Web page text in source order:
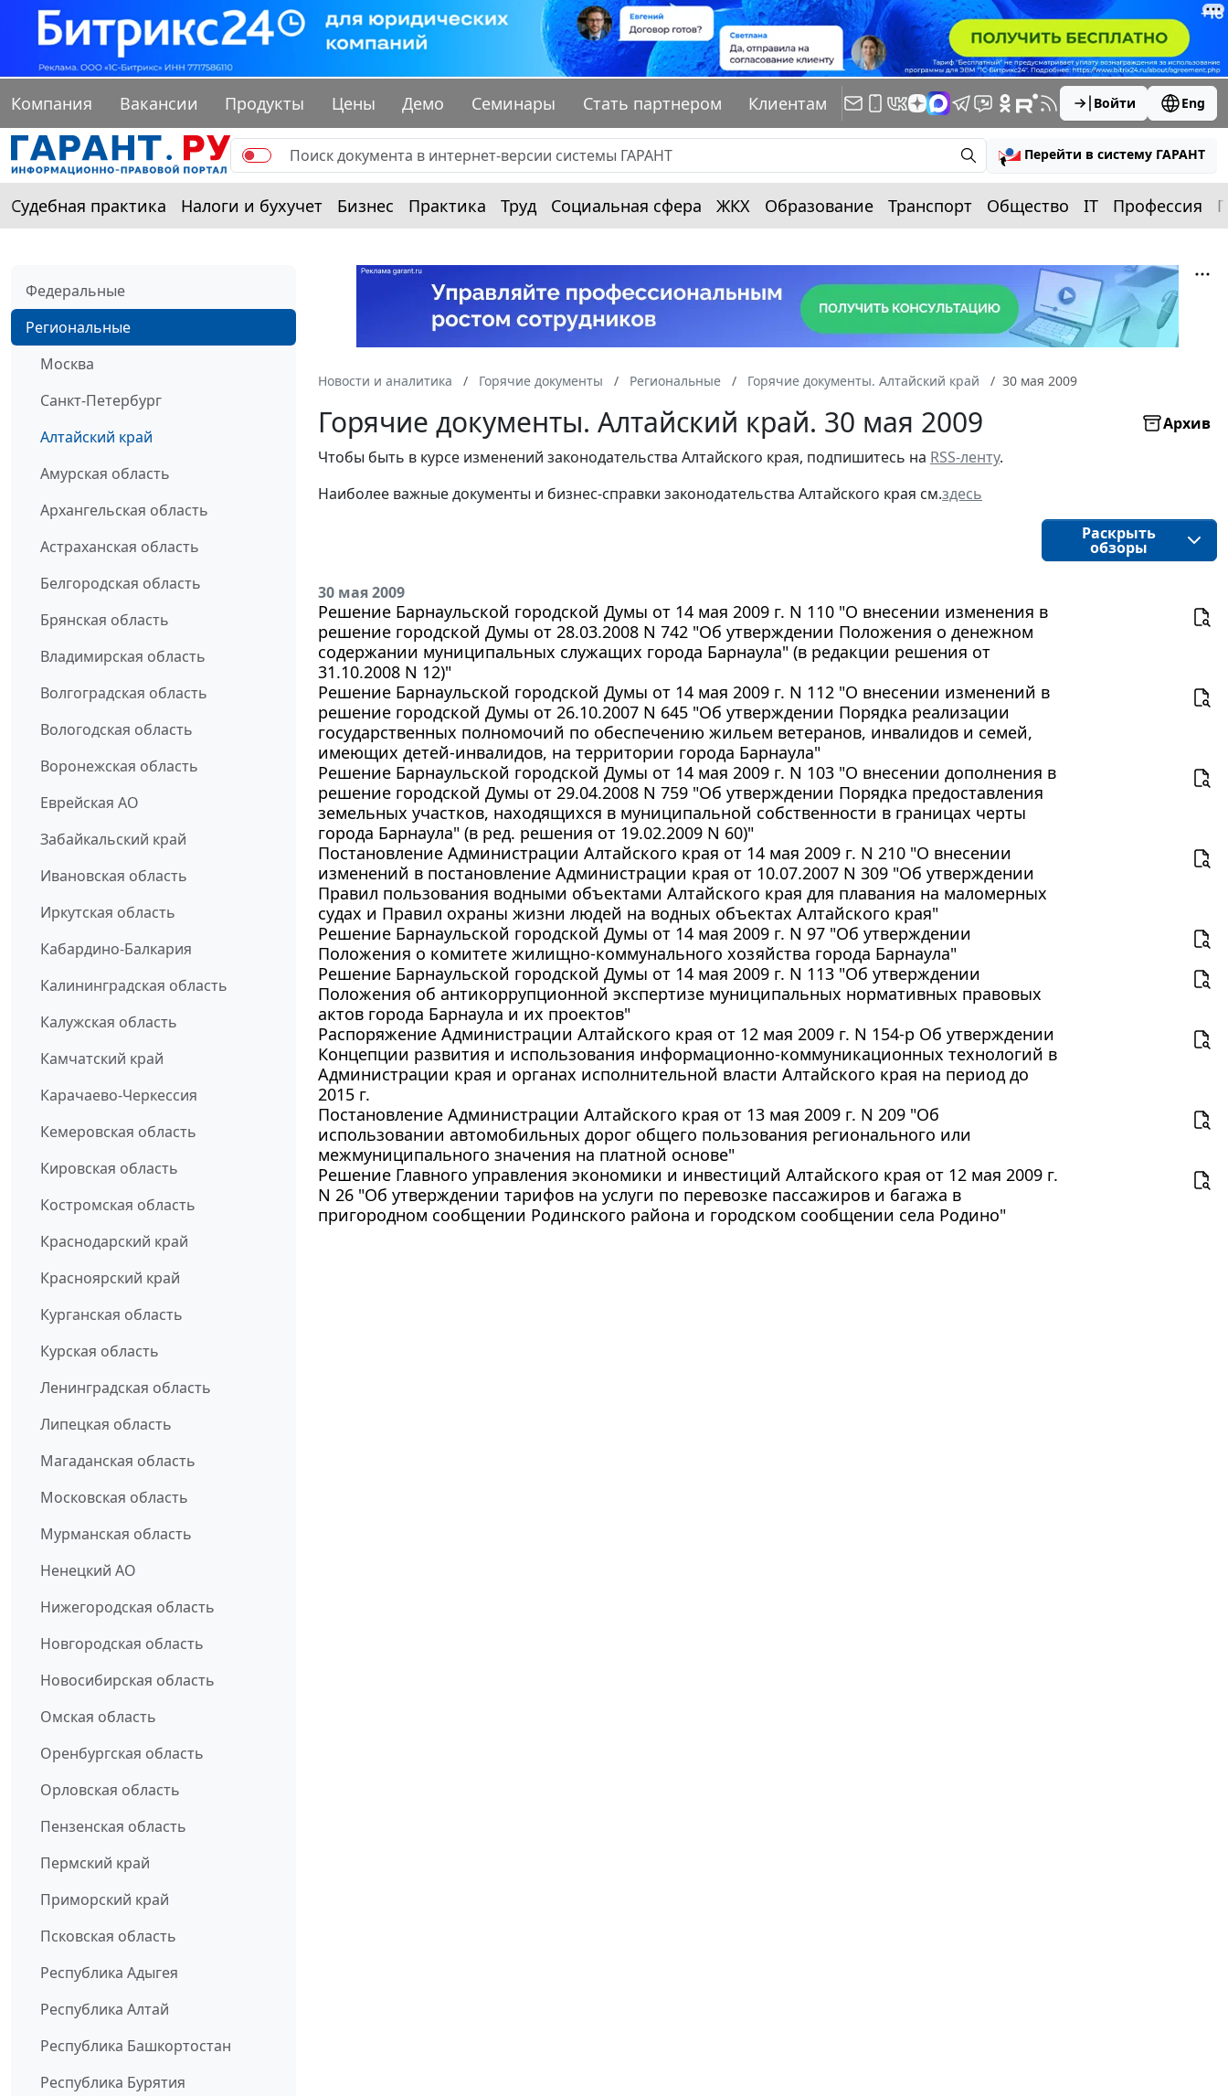
Компания Вакансии Продукты Цены Демо Семинары Стать партнером Клиентам Войти Eng
Перейти в систему ГАРАНТ
Судебная практика Налоги и бухучет Бизнес Практика Труд Социальная сфера ЖКХ Образование Транспорт Общество IT Профессия
Федеральные
Региональные
Москва
Санкт-Петербург
Алтайский край
Амурская область
Архангельская область
Астраханская область
Белгородская область
Брянская область
Владимирская область
Волгоградская область
Вологодская область
Воронежская область
Еврейская АО
Забайкальский край
Ивановская область
Иркутская область
Кабардино-Балкария
Калининградская область
Калужская область
Камчатский край
Карачаево-Черкессия
Кемеровская область
Кировская область
Костромская область
Краснодарский край
Красноярский край
Курганская область
Курская область
Ленинградская область
Липецкая область
Магаданская область
Московская область
Мурманская область
Ненецкий АО
Нижегородская область
Новгородская область
Новосибирская область
Омская область
Оренбургская область
Орловская область
Пензенская область
Пермский край
Приморский край
Псковская область
Республика Адыгея
Республика Алтай
Республика Башкортостан
Республика Бурятия
Новости и аналитика Горячие документы Региональные Горячие документы. Алтайский край 30 мая 2009
Горячие документы. Алтайский край. 30 мая 2009
Архив
Чтобы быть в курсе изменений законодательства Алтайского края, подпишитесь на RSS-ленту.
Наиболее важные документы и бизнес-справки законодательства Алтайского края см.здесь
Раскрыть
обзоры
30 мая 2009
Решение Барнаульской городской Думы от 14 мая 2009 г. N 110 "О внесении изменения в
решение городской Думы от 28.03.2008 N 742 "Об утверждении Положения о денежном
содержании муниципальных служащих города Барнаула" (в редакции решения от
31.10.2008 N 12)"
Решение Барнаульской городской Думы от 14 мая 2009 г. N 112 "О внесении изменений в
решение городской Думы от 26.10.2007 N 645 "Об утверждении Порядка реализации
государственных полномочий по обеспечению жильем ветеранов, инвалидов и семей,
имеющих детей-инвалидов, на территории города Барнаула"
Решение Барнаульской городской Думы от 14 мая 2009 г. N 103 "О внесении дополнения в
решение городской Думы от 29.04.2008 N 759 "Об утверждении Порядка предоставления
земельных участков, находящихся в муниципальной собственности в границах черты
города Барнаула" (в ред. решения от 19.02.2009 N 60)"
Постановление Администрации Алтайского края от 14 мая 2009 г. N 210 "О внесении
изменений в постановление Администрации края от 10.07.2007 N 309 "Об утверждении
Правил пользования водными объектами Алтайского края для плавания на маломерных
судах и Правил охраны жизни людей на водных объектах Алтайского края"
Решение Барнаульской городской Думы от 14 мая 2009 г. N 97 "Об утверждении
Положения о комитете жилищно-коммунального хозяйства города Барнаула"
Решение Барнаульской городской Думы от 14 мая 2009 г. N 113 "Об утверждении
Положения об антикоррупционной экспертизе муниципальных нормативных правовых
актов города Барнаула и их проектов"
Распоряжение Администрации Алтайского края от 12 мая 2009 г. N 154-р Об утверждении
Концепции развития и использования информационно-коммуникационных технологий в
Администрации края и органах исполнительной власти Алтайского края на период до
2015 г.
Постановление Администрации Алтайского края от 13 мая 2009 г. N 209 "Об
использовании автомобильных дорог общего пользования регионального или
межмуниципального значения на платной основе"
Решение Главного управления экономики и инвестиций Алтайского края от 12 мая 2009 г.
N 26 "Об утверждении тарифов на услуги по перевозке пассажиров и багажа в
пригородном сообщении Родинского района и городском сообщении села Родино"